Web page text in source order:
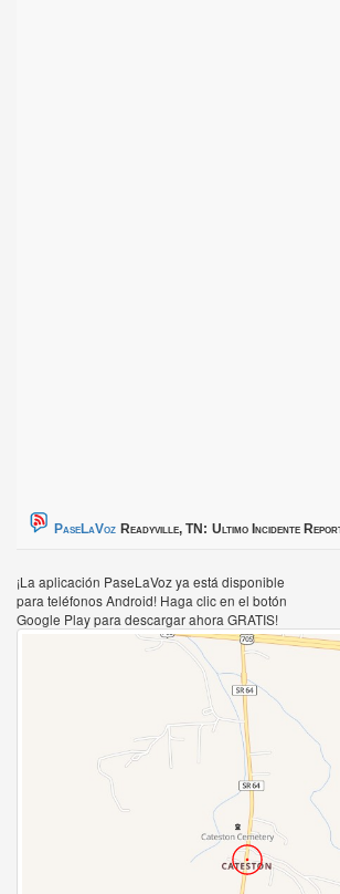
PaseLaVoz Readyville, TN: Ultimo Incidente
¡La aplicación PaseLaVoz ya está disponible
para teléfonos Android! Haga clic en el botón
Google Play para descargar ahora GRATIS!